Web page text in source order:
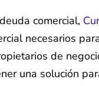
comercial,
necesarios
de
una solución